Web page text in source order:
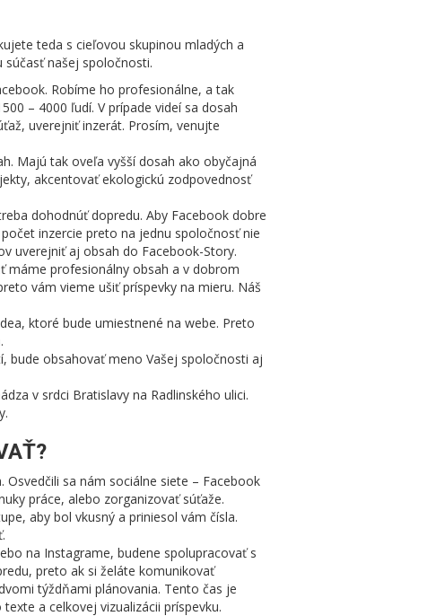
teda s cieľovou skupinou mladých a
našej spoločnosti.
Robíme ho profesionálne, a tak
– 4000 ľudí. V prípade videí sa dosah
uverejniť inzerát. Prosím, venujte
Majú tak oveľa vyšší dosah ako obyčajná
akcentovať ekologickú zodpovednosť
dohodnúť dopredu. Aby Facebook dobre
inzercie preto na jednu spoločnosť nie
uverejniť aj obsah do Facebook-Story.
máme profesionálny obsah a v dobrom
vám vieme ušiť príspevky na mieru. Náš
ktoré bude umiestnené na webe. Preto
bude obsahovať meno Vašej spoločnosti aj
v srdci Bratislavy na Radlinského ulici.
sa nám sociálne siete – Facebook
práce, alebo zorganizovať súťaže.
aby bol vkusný a priniesol vám čísla.
na Instagrame, budene spolupracovať s
preto ak si želáte komunikovať
týždňami plánovania. Tento čas je
a celkovej vizualizácii príspevku.